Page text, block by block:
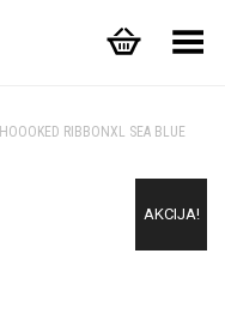
Toggle Menu
HOOOKED RIBBONXL SEA BLUE
AKCIJA!